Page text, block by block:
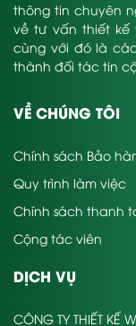
thông tin chuyên
về tư vấn thiết kế
cùng với đó là
thành đối tác tin
VỀ CHÚNG TÔI
Chính sách Bảo
Quy trình làm việc
Chính sách thanh
Cộng tác viên
DỊCH VỤ
CÔNG TY THIẾT KẾ